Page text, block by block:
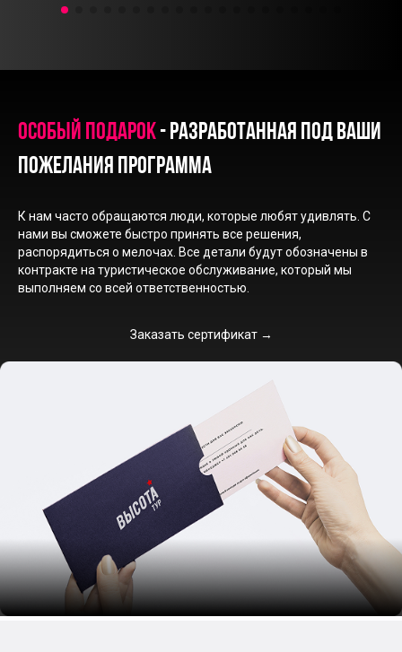
Особый подарок- разработанная под ваши
пожелания программа
К нам часто обращаются люди, которые любят удивлять. С
нами вы сможете быстро принять все решения,
распорядиться о мелочах. Все детали будут обозначены в
контракте на туристическое обслуживание, который мы
выполняем со всей ответственностью.
Заказать сертификат →